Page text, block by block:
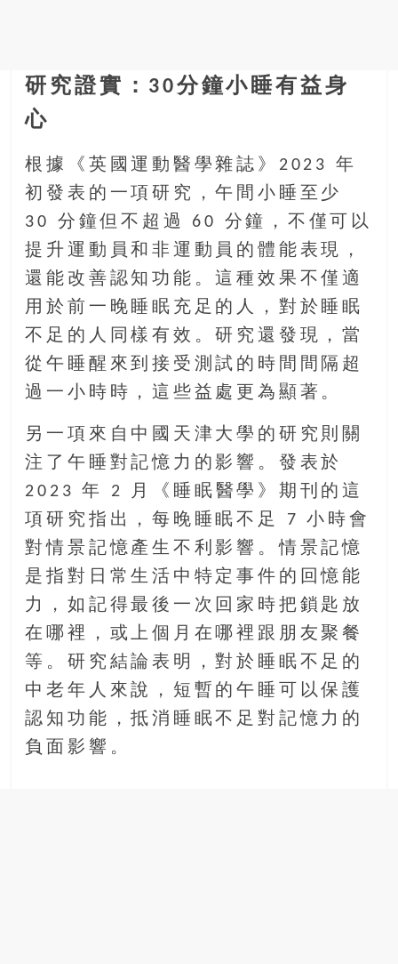
研究證實：30分鐘小睡有益身
心
根據《英國運動醫學雜誌》2023 年
初發表的一項研究，午間小睡至少
30 分鐘但不超過 60 分鐘，不僅可以
提升運動員和非運動員的體能表現，
還能改善認知功能。這種效果不僅適
用於前一晚睡眠充足的人，對於睡眠
不足的人同樣有效。研究還發現，當
從午睡醒來到接受測試的時間間隔超
過一小時時，這些益處更為顯著。
另一項來自中國天津大學的研究則關
注了午睡對記憶力的影響。發表於
2023 年 2 月《睡眠醫學》期刊的這
項研究指出，每晚睡眠不足 7 小時會
對情景記憶產生不利影響。情景記憶
是指對日常生活中特定事件的回憶能
力，如記得最後一次回家時把鎖匙放
在哪裡，或上個月在哪裡跟朋友聚餐
等。研究結論表明，對於睡眠不足的
中老年人來說，短暫的午睡可以保護
認知功能，抵消睡眠不足對記憶力的
負面影響。